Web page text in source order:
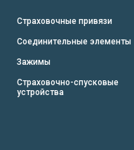
Страховочные привязи
Соединительные элементы
Зажимы
Страховочно-спусковые
устройства